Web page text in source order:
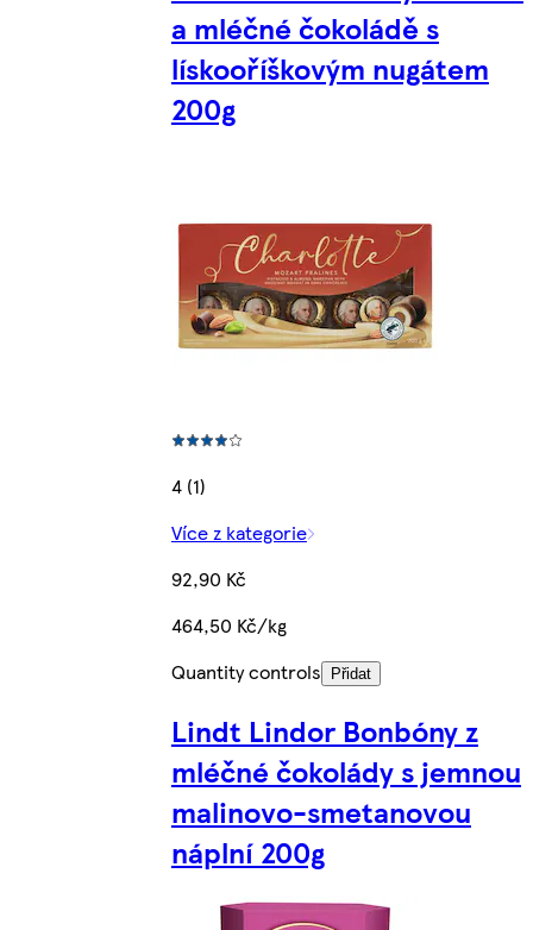
a mléčné čokoládě s
lískooříškovým nugátem
200g
4 (1)
Více z kategorie
92,90 Kč
464,50 Kč/kg
Quantity controls
Přidat
Lindt Lindor Bonbóny z
mléčné čokolády s jemnou
malinovo-smetanovou
náplní 200g